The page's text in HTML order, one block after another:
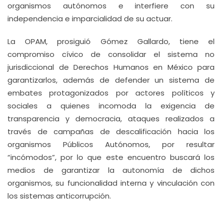
organismos autónomos e interfiere con su
independencia e imparcialidad de su actuar.
La OPAM, prosiguió Gómez Gallardo, tiene el
compromiso cívico de consolidar el sistema no
jurisdiccional de Derechos Humanos en México para
garantizarlos, además de defender un sistema de
embates protagonizados por actores políticos y
sociales a quienes incomoda la exigencia de
transparencia y democracia, ataques realizados a
través de campañas de descalificación hacia los
organismos Públicos Autónomos, por resultar
“incómodos”, por lo que este encuentro buscará los
medios de garantizar la autonomía de dichos
organismos, su funcionalidad interna y vinculación con
los sistemas anticorrupción.